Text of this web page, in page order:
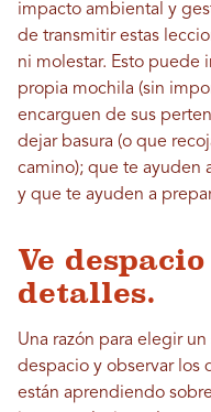
impacto ambiental y
de transmitir estas
ni molestar. Esto puede
propia mochila (sin
encarguen de sus
dejar basura (o que
camino); que te ayuden
y que te ayuden a
Ve
detalles.
Una razón para elegir
despacio y observar los
están aprendiendo